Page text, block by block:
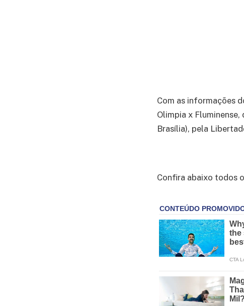
Com as informações
Olimpia x
Brasília), pela
Confira abaixo todos